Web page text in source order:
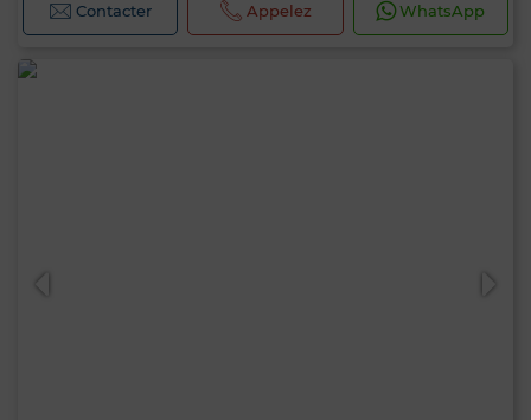
Contacter Appelez WhatsApp